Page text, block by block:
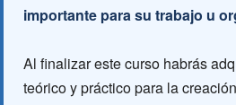
importante para su trabajo u
Al finalizar este curso habrás
teórico y práctico para la